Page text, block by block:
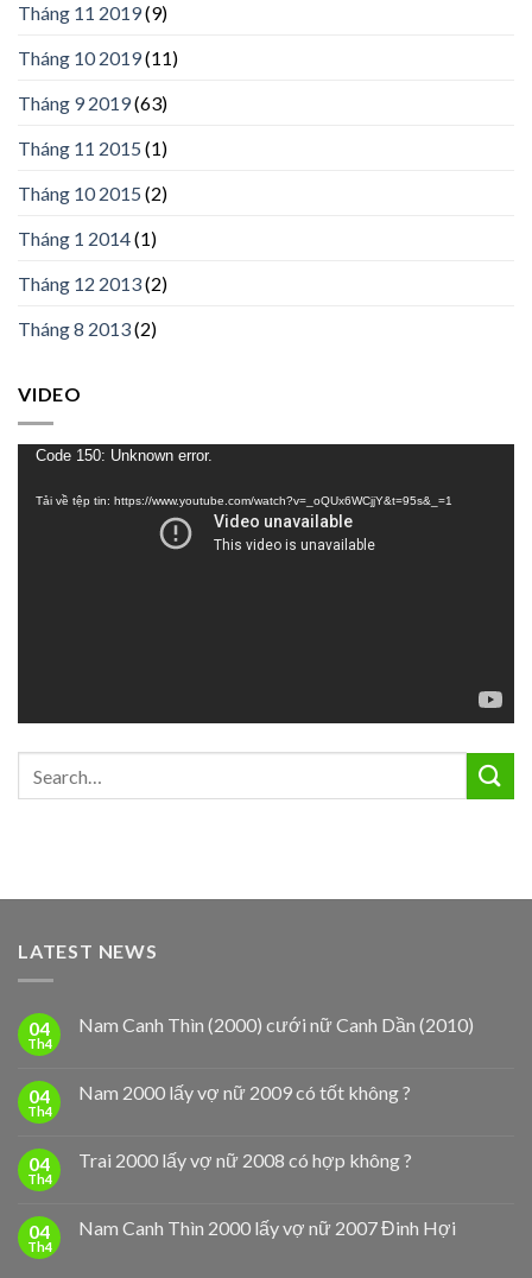
Tháng 11 2019(9)
Tháng 10 2019(11)
Tháng 9 2019(63)
Tháng 11 2015 (1)
Tháng 10 2015 (2)
Tháng 1 2014(1)
Tháng 12 2013(2)
Tháng 8 2013(2)
VIDEO
Trình
Code 150: Unknown error.
Tải về tệp tin: https://www.youtube.com/watch?v=_oQUx6WCjjY&t=95s&_=1
LATEST NEWS
04
Th4
Nam Canh Thìn (2000) cưới nữ Canh Dần (2010)
04
Th4
Nam 2000 lấy vợ nữ 2009 có tốt không ?
04
Th4
Trai 2000 lấy vợ nữ 2008 có hợp không ?
04
Th4
Nam Canh Thìn 2000 lấy vợ nữ 2007 Đinh Hợi